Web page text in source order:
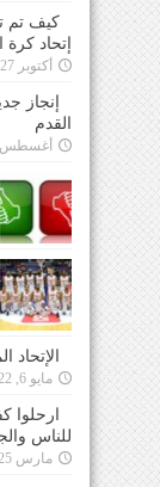
كيف تم
إتحاد كرة
أكتوبر 27, 2022
إنجاز
القدم
أغسطس 26, 2022
مايو 6, 2022
ارحلوا
للناس
مارس 25, 2022